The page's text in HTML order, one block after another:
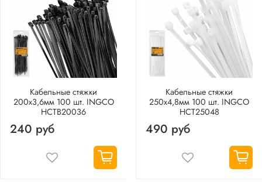
Кабельные стяжки
200х3,6мм 100 шт. INGCO
HCTB20036
240 руб
Кабельные стяжки
250х4,8мм 100 шт. INGCO
HCT25048
490 руб